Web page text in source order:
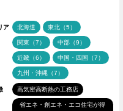
ア 北海道 東北（5）
関東（7） 中部（9）
近畿（6） 中国・四国（7）
九州・沖縄（7）
高気密高断熱の工務店
省エネ・創エネ・エコ住宅が得